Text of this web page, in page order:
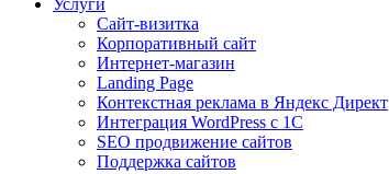
Услуги
Сайт-визитка
Корпоративный сайт
Интернет-магазин
Landing Page
Контекстная реклама в Яндекс Директ
Интеграция WordPress c 1C
SEO продвижение сайтов
Поддержка сайтов